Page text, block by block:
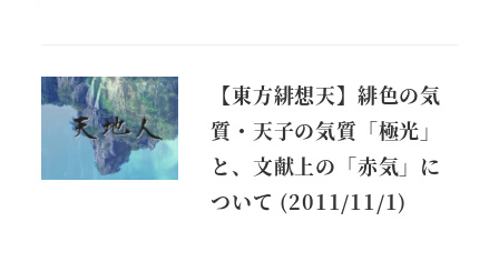
【東方緋想天】緋色の気
質・天子の気質「極光」
と、文献上の「赤気」に
ついて (2011/11/1)